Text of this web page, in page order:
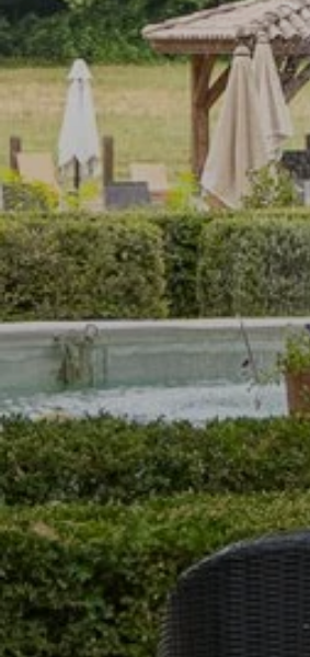
ACCUEIL
CHAMBRES
RESTAURANT
SPA
SÉMINAIRES &
SERVICES
OFFRES
PHOTOS
CONTACT